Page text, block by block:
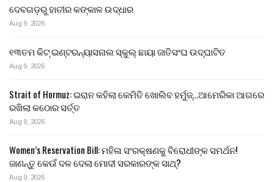
ଦେବଗଡ଼ରୁ ହାତୀର କଙ୍କାଳ ଉଦ୍ଧାର
Aug 9, 2026
୧୩ତମ କିଟ୍ ଇଣ୍ଟରନ୍ୟାସନାଲ ସ୍କୁଲ୍ ଛାୟା ଜାତିସଂଘ ଉଦ୍‍ଘାଟିତ
Aug 9, 2026
Strait of Hormuz: ଇରାନ କହିଲା କେମିତି ଖୋଲିବ ହର୍ମୁଜ୍…ଆମେରିକା ଆଗରେ
ରଖିଲା କଠୋର ସର୍ତ୍ତ
Aug 9, 2026
Women’s Reservation Bill: ମହିଳା ସଂରକ୍ଷଣକୁ ବିରୋଧୀଙ୍କ ସମର୍ଥନ!
ଜାଣନ୍ତୁ କେଉଁ ଦଳ ଦେଲା ମୋଦୀ ସରକାରଙ୍କ ସାଥ୍?
Aug 9, 2026